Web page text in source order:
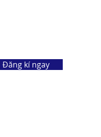
Đăng kí ngay